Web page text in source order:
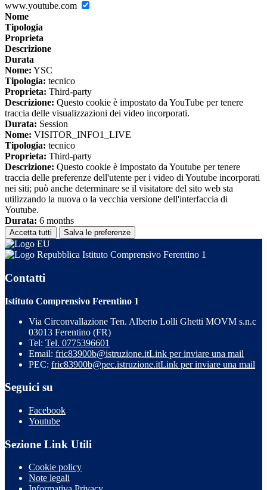
www.youtube.com
Nome
Tipologia
Proprieta
Descrizione
Durata
Nome: YSC
Tipologia: tecnico
Proprieta: Third-party
Descrizione: Questo cookie è impostato da YouTube per tenere
traccia delle visualizzazioni dei video incorporati.
Durata: Session
Nome: VISITOR_INFO1_LIVE
Tipologia: tecnico
Proprieta: Third-party
Descrizione: Questo cookie è impostato da Youtube per tenere
traccia delle preferenze dell'utente per i video di Youtube incorporati
nei siti; può anche determinare se il visitatore del sito web sta
utilizzando la nuova o la vecchia versione dell'interfaccia di
Youtube.
Durata: 6 months
Accetta tutti Salva le preferenze
Istituto Comprensivo Ferentino 1
Contatti
Istituto Comprensivo Ferentino 1
Via Circonvallazione Ten. Alberto Lolli Ghetti MOVM s.n.c
03013 Ferentino (FR)
Tel: Tel. 0775396601
Email: fric83900b@istruzione.itLink per inviare una mail
PEC: fric83900b@pec.istruzione.itLink per inviare una mail
Seguici su
Facebook
Youtube
Sezione Link Utili
Cookie policy
Note legali